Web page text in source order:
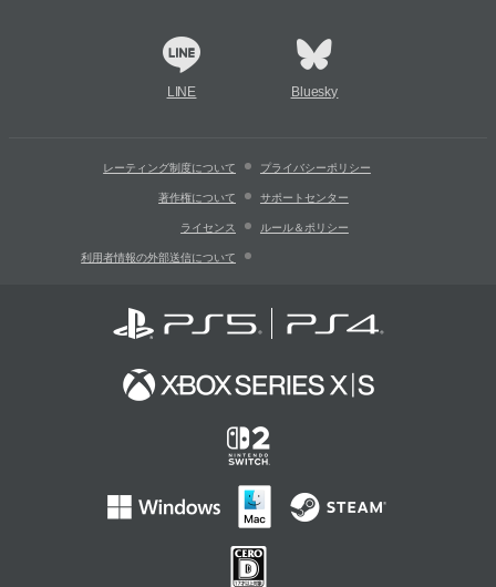
LINE Bluesky
レーティング制度について プライバシーポリシー
著作権について サポートセンター
ライセンス ルール＆ポリシー
利用者情報の外部送信について